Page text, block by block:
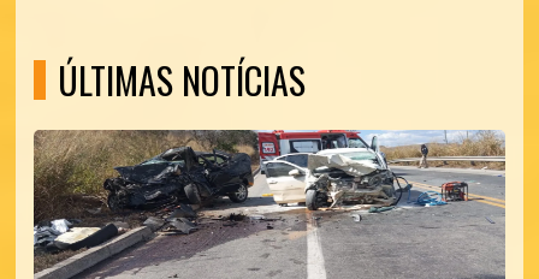
ÚLTIMAS NOTÍCIAS